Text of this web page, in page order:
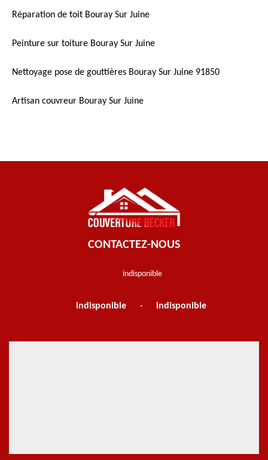
Réparation de toit Bouray Sur Juine
Peinture sur toiture Bouray Sur Juine
Nettoyage pose de gouttières Bouray Sur Juine 91850
Artisan couvreur Bouray Sur Juine
CONTACTEZ-NOUS
indisponible
indisponible - indisponible